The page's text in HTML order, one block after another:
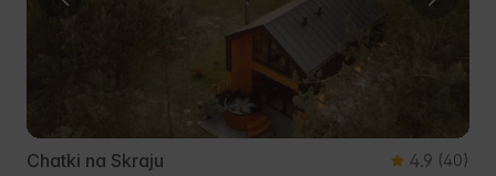
Chatki na Skraju 4.9 (40)